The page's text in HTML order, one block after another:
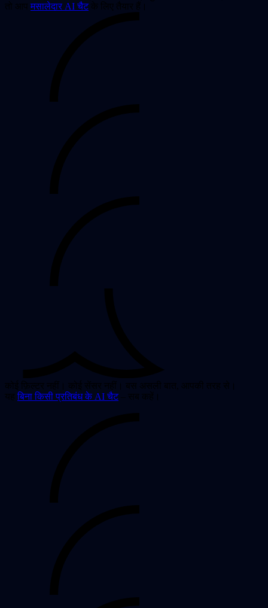
तो आपमसालेदार AI चैटके लिए तैयार हैं।
यहबिना किसी प्रतिबंध के AI चैट– सब कहें।